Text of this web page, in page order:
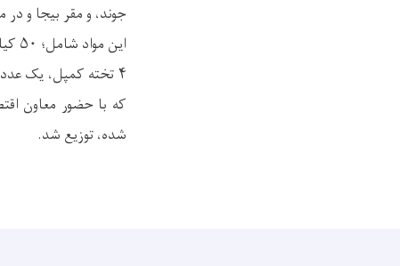
جوند، و مقر بیجا و در
که با حضور معاون
شده، توزیع شد.